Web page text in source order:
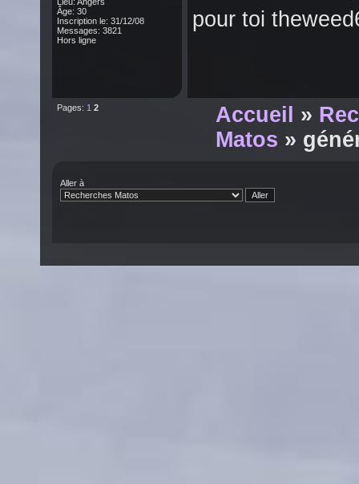
Âge: 30
Inscription le: 31/12/08
Messages: 3821
Hors ligne
pour toi
Pages: 1 2 Accueil »
Matos »
Aller à